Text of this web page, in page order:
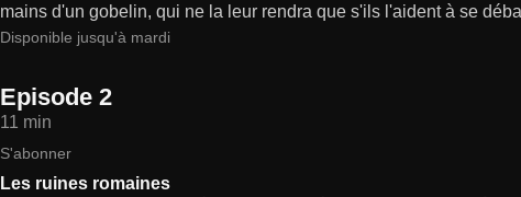
mains d'un gobelin, qui ne la leur rendra que s'ils l'aident à se
Disponible jusqu'à mardi
Episode 2
11 min
S'abonner
Les ruines romaines